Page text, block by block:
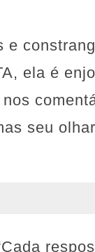
e
ela é
seu